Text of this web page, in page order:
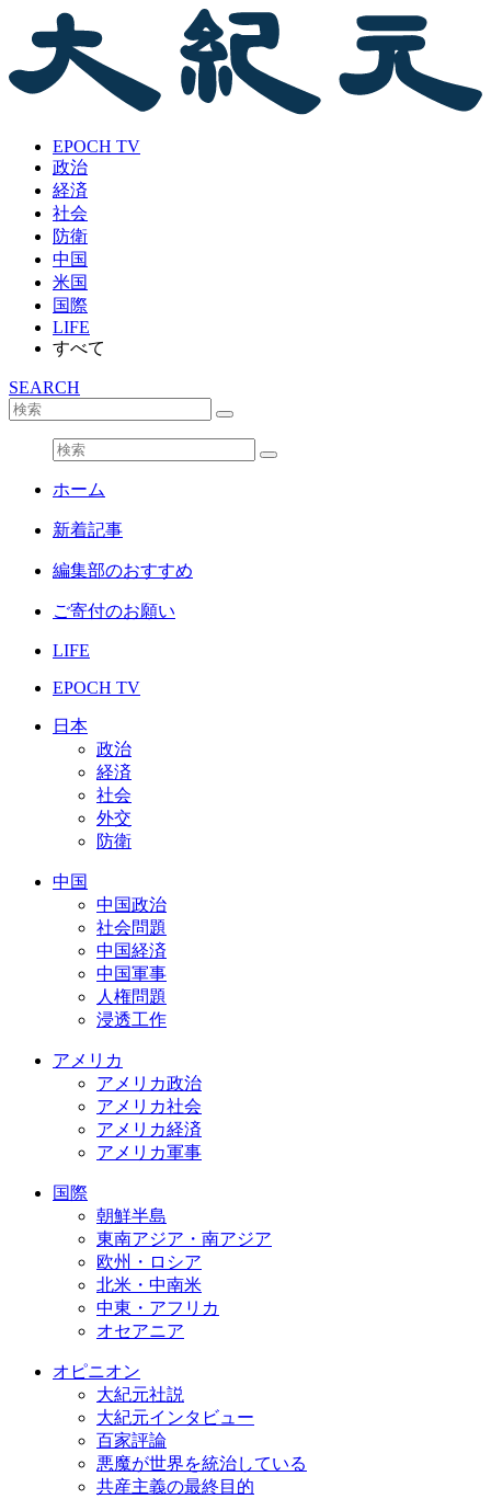
EPOCH TV
政治
経済
社会
防衛
中国
米国
国際
LIFE
すべて
SEARCH
ホーム
新着記事
編集部のおすすめ
ご寄付のお願い
LIFE
EPOCH TV
日本
政治
経済
社会
外交
防衛
中国
中国政治
社会問題
中国経済
中国軍事
人権問題
浸透工作
アメリカ
アメリカ政治
アメリカ社会
アメリカ経済
アメリカ軍事
国際
朝鮮半島
東南アジア・南アジア
欧州・ロシア
北米・中南米
中東・アフリカ
オセアニア
オピニオン
大紀元社説
大紀元インタビュー
百家評論
悪魔が世界を統治している
共産主義の最終目的